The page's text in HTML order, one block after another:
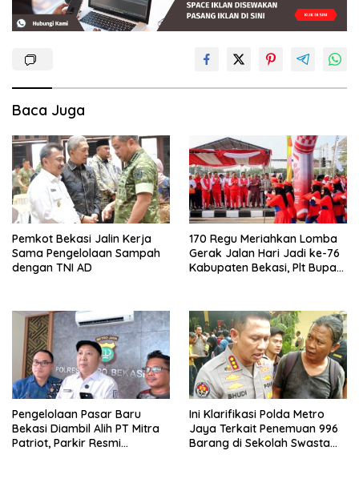
Baca Juga
Pemkot Bekasi Jalin Kerja
Sama Pengelolaan Sampah
dengan TNI AD
170 Regu Meriahkan Lomba
Gerak Jalan Hari Jadi ke-76
Kabupaten Bekasi, Plt Bupati
Pengelolaan Pasar Baru
Bekasi Diambil Alih PT Mitra
Patriot, Parkir Resmi
Ini Klarifikasi Polda Metro
Jaya Terkait Penemuan 996
Barang di Sekolah Swasta